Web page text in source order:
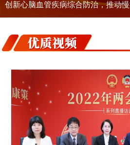
我国是最早开发疫苗进入临床的国家